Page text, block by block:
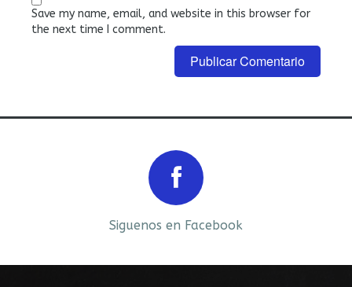
Save my name, email, and website in this browser for
the next time I comment.
Siguenos en Facebook